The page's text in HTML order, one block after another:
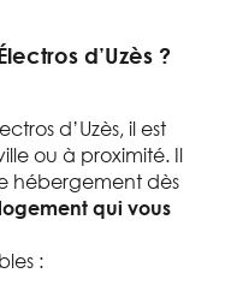
d’Uzès ?
d’Uzès, il est
ou à proximité. Il
hébergement dès
qui vous
: